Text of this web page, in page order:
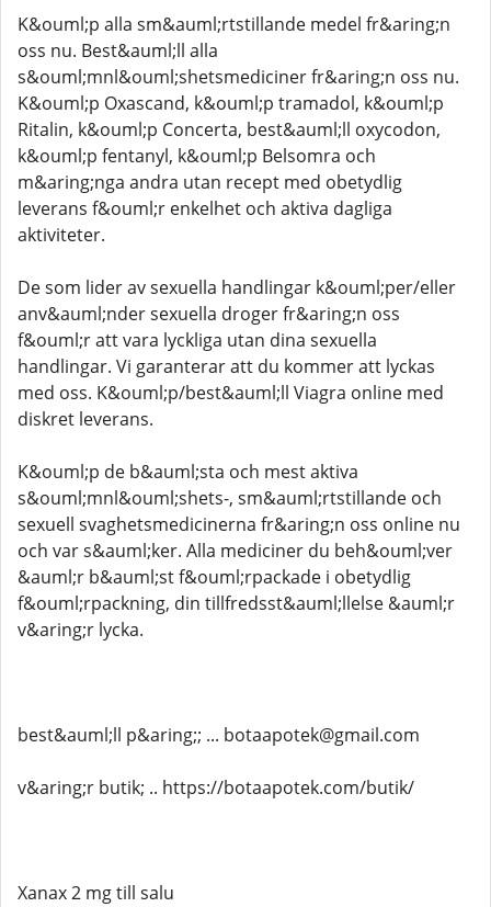
K&ouml;p alla sm&auml;rtstillande medel fr&aring;n
oss nu. Best&auml;ll alla
s&ouml;mnl&ouml;shetsmediciner fr&aring;n oss nu.
K&ouml;p Oxascand, k&ouml;p tramadol, k&ouml;p
Ritalin, k&ouml;p Concerta, best&auml;ll oxycodon,
k&ouml;p fentanyl, k&ouml;p Belsomra och
m&aring;nga andra utan recept med obetydlig
leverans f&ouml;r enkelhet och aktiva dagliga
aktiviteter.
De som lider av sexuella handlingar k&ouml;per/eller
anv&auml;nder sexuella droger fr&aring;n oss
f&ouml;r att vara lyckliga utan dina sexuella
handlingar. Vi garanterar att du kommer att lyckas
med oss. K&ouml;p/best&auml;ll Viagra online med
diskret leverans.
K&ouml;p de b&auml;sta och mest aktiva
s&ouml;mnl&ouml;shets-, sm&auml;rtstillande och
sexuell svaghetsmedicinerna fr&aring;n oss online nu
och var s&auml;ker. Alla mediciner du beh&ouml;ver
&auml;r b&auml;st f&ouml;rpackade i obetydlig
f&ouml;rpackning, din tillfredsst&auml;llelse &auml;r
v&aring;r lycka.
best&auml;ll p&aring;; ... botaapotek@gmail.com
v&aring;r butik; .. https://botaapotek.com/butik/
Xanax 2 mg till salu